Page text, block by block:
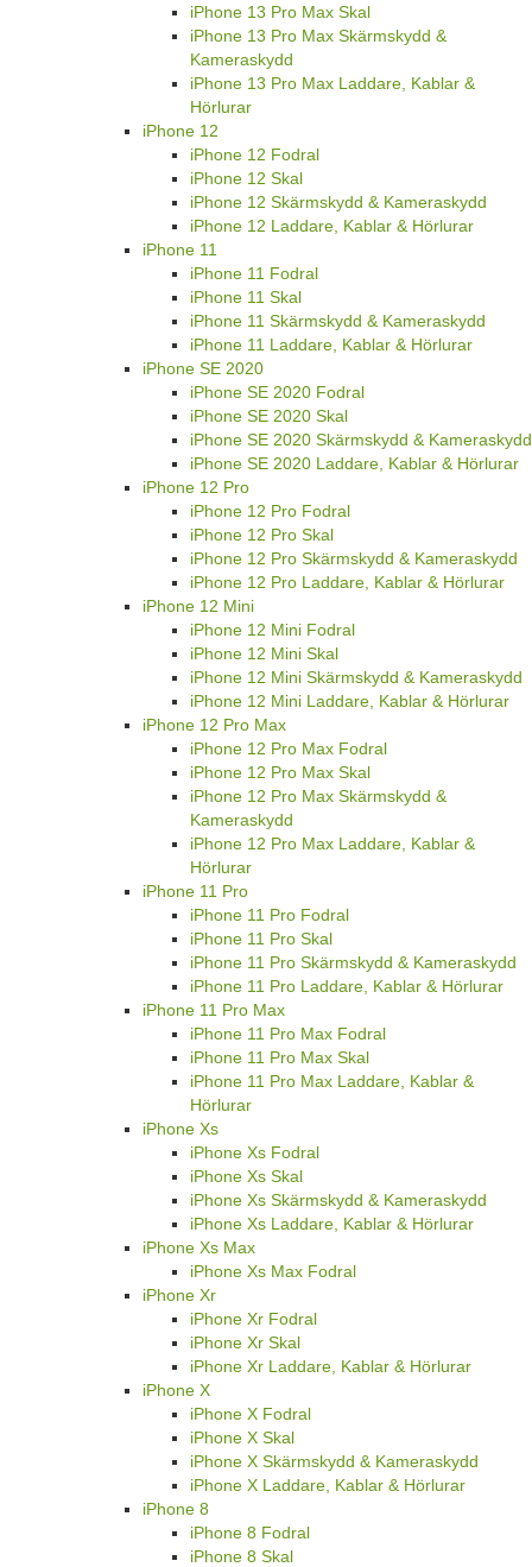
iPhone 13 Pro Max Skal
iPhone 13 Pro Max Skärmskydd &
Kameraskydd
iPhone 13 Pro Max Laddare, Kablar &
Hörlurar
iPhone 12
iPhone 12 Fodral
iPhone 12 Skal
iPhone 12 Skärmskydd & Kameraskydd
iPhone 12 Laddare, Kablar & Hörlurar
iPhone 11
iPhone 11 Fodral
iPhone 11 Skal
iPhone 11 Skärmskydd & Kameraskydd
iPhone 11 Laddare, Kablar & Hörlurar
iPhone SE 2020
iPhone SE 2020 Fodral
iPhone SE 2020 Skal
iPhone SE 2020 Skärmskydd & Kameraskydd
iPhone SE 2020 Laddare, Kablar & Hörlurar
iPhone 12 Pro
iPhone 12 Pro Fodral
iPhone 12 Pro Skal
iPhone 12 Pro Skärmskydd & Kameraskydd
iPhone 12 Pro Laddare, Kablar & Hörlurar
iPhone 12 Mini
iPhone 12 Mini Fodral
iPhone 12 Mini Skal
iPhone 12 Mini Skärmskydd & Kameraskydd
iPhone 12 Mini Laddare, Kablar & Hörlurar
iPhone 12 Pro Max
iPhone 12 Pro Max Fodral
iPhone 12 Pro Max Skal
iPhone 12 Pro Max Skärmskydd &
Kameraskydd
iPhone 12 Pro Max Laddare, Kablar &
Hörlurar
iPhone 11 Pro
iPhone 11 Pro Fodral
iPhone 11 Pro Skal
iPhone 11 Pro Skärmskydd & Kameraskydd
iPhone 11 Pro Laddare, Kablar & Hörlurar
iPhone 11 Pro Max
iPhone 11 Pro Max Fodral
iPhone 11 Pro Max Skal
iPhone 11 Pro Max Laddare, Kablar &
Hörlurar
iPhone Xs
iPhone Xs Fodral
iPhone Xs Skal
iPhone Xs Skärmskydd & Kameraskydd
iPhone Xs Laddare, Kablar & Hörlurar
iPhone Xs Max
iPhone Xs Max Fodral
iPhone Xr
iPhone Xr Fodral
iPhone Xr Skal
iPhone Xr Laddare, Kablar & Hörlurar
iPhone X
iPhone X Fodral
iPhone X Skal
iPhone X Skärmskydd & Kameraskydd
iPhone X Laddare, Kablar & Hörlurar
iPhone 8
iPhone 8 Fodral
iPhone 8 Skal